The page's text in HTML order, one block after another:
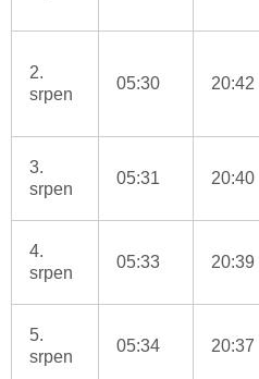
2.
srpen
05:30 20:42
3.
srpen
05:31 20:40
4.
srpen
05:33 20:39
5.
srpen
05:34 20:37